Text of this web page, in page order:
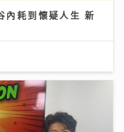
內耗到懷疑人生 新